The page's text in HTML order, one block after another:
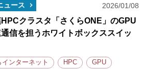
ュース 2026/01/08
クラスタ「さくらONE」のGPU
信を担うホワイトボックススイッ
インターネット HPC GPU